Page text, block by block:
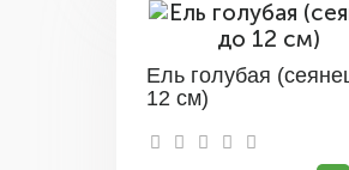
Ель голубая
12 см)